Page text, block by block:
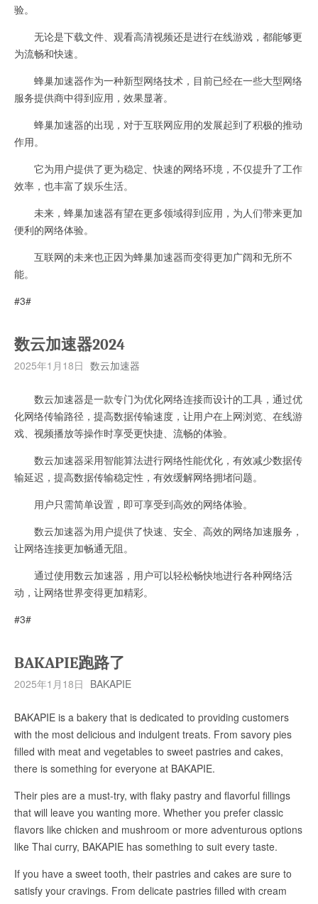
验。
无论是下载文件、观看高清视频还是进行在线游戏，都能够更
为流畅和快速。
蜂巢加速器作为一种新型网络技术，目前已经在一些大型网络
服务提供商中得到应用，效果显著。
蜂巢加速器的出现，对于互联网应用的发展起到了积极的推动
作用。
它为用户提供了更为稳定、快速的网络环境，不仅提升了工作
效率，也丰富了娱乐生活。
未来，蜂巢加速器有望在更多领域得到应用，为人们带来更加
便利的网络体验。
互联网的未来也正因为蜂巢加速器而变得更加广阔和无所不
能。
#3#
数云加速器2024
2025年1月18日 数云加速器
数云加速器是一款专门为优化网络连接而设计的工具，通过优
化网络传输路径，提高数据传输速度，让用户在上网浏览、在线游
戏、视频播放等操作时享受更快捷、流畅的体验。
数云加速器采用智能算法进行网络性能优化，有效减少数据传
输延迟，提高数据传输稳定性，有效缓解网络拥堵问题。
用户只需简单设置，即可享受到高效的网络体验。
数云加速器为用户提供了快速、安全、高效的网络加速服务，
让网络连接更加畅通无阻。
通过使用数云加速器，用户可以轻松畅快地进行各种网络活
动，让网络世界变得更加精彩。
#3#
BAKAPIE跑路了
2025年1月18日 BAKAPIE
BAKAPIE is a bakery that is dedicated to providing customers
with the most delicious and indulgent treats. From savory pies
filled with meat and vegetables to sweet pastries and cakes,
there is something for everyone at BAKAPIE.
Their pies are a must-try, with flaky pastry and flavorful fillings
that will leave you wanting more. Whether you prefer classic
flavors like chicken and mushroom or more adventurous options
like Thai curry, BAKAPIE has something to suit every taste.
If you have a sweet tooth, their pastries and cakes are sure to
satisfy your cravings. From delicate pastries filled with cream